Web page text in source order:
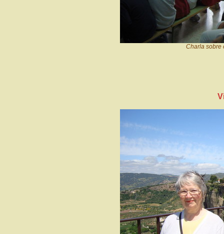
Charla sobre